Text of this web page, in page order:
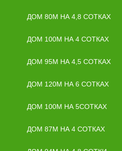
ДОМ 80М НА 4,8 СОТКАХ
ДОМ 100М НА 4 СОТКАХ
ДОМ 95М НА 4,5 СОТКАХ
ДОМ 120М НА 6 СОТКАХ
ДОМ 100М НА 5СОТКАХ
ДОМ 87М НА 4 СОТКАХ